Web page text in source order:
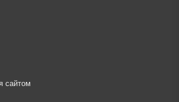
сайтом